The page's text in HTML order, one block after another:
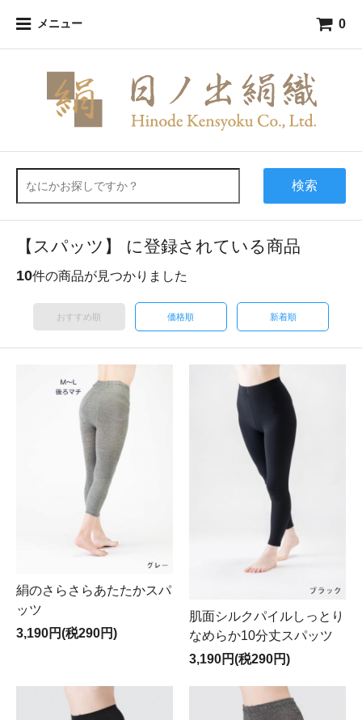
メニュー 0
検索
【スパッツ】 に登録されている商品
10件の商品が見つかりました
おすすめ順 価格順 新着順
絹のさらさらあたたかスパ
ッツ
3,190円(税290円)
肌面シルクパイルしっとり
なめらか10分丈スパッツ
3,190円(税290円)